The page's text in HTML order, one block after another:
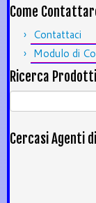
Come
Contattaci
Modulo di
Ricerca Prodotti
Ricerca
per:
Cercasi Agenti